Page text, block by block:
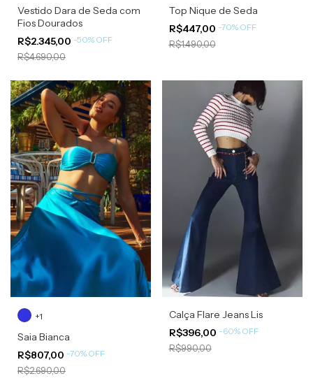
Vestido Dara de Seda com
Fios Dourados
R$2.345,00 -50% OFF
R$4.690,00
Top Nique de Seda
R$447,00 -70% OFF
R$1.490,00
+1
Saia Bianca
R$807,00 -70% OFF
R$2.690,00
Calça Flare Jeans Lis
R$396,00 -60% OFF
R$990,00